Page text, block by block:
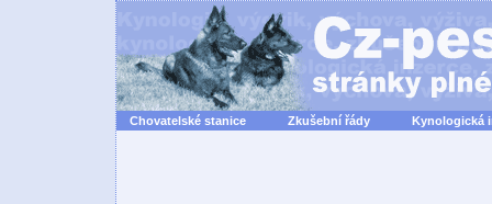
Chovatelské stanice Zkušební řády Kynologická